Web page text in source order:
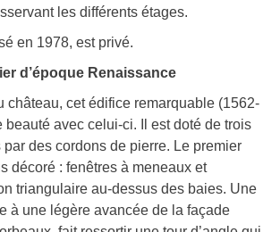
les différents étages.
en 1978, est privé.
d’époque Renaissance
château, cet édifice remarquable (1562-
beauté avec celui-ci. Il est doté de trois
des cordons de pierre. Le premier
décoré : fenêtres à meneaux et
triangulaire au-dessus des baies. Une
à une légère avancée de la façade